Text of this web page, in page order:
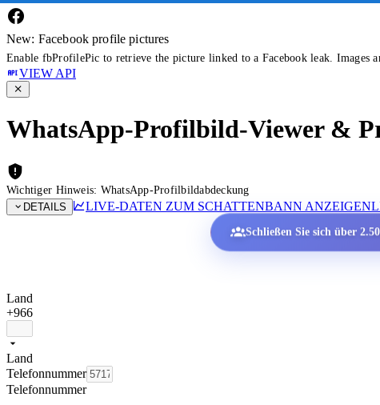
New: Facebook profile pictures
Enable fbProfilePic to retrieve the picture linked to a Facebook leak. Images
VIEW API
WhatsApp-Profilbild-Viewer &
Wichtiger Hinweis: WhatsApp-Profilbildabdeckung
DETAILS
LIVE-DATEN ZUM SCHATTENBANN ANZEIGEN
Schließen Sie sich über
Land
+966
Land
Telefonnummer
Telefonnummer